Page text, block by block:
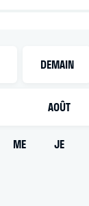
DEMAIN
AOÛT
ME JE